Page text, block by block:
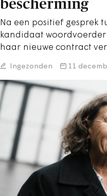
bescherming
Na een positief gesprek
kandidaat
haar nieuwe contract
Ingezonden 11